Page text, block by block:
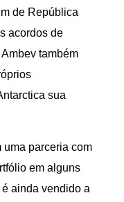
de República
acordos de
também
sua
uma parceria com
em alguns
ainda vendido a